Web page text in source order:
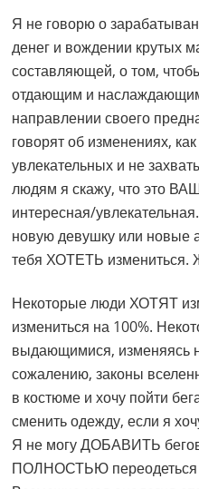
Я не говорю о
денег и вождении крутых
составляющей, о том,
отдающим и
направлении своего
говорят об изменениях,
увлекательных и не
людям я скажу, что это
интересная/
новую девушку или новые
тебя ХОТЕТЬ измениться.
Некоторые люди ХОТЯТ
измениться на 100%.
выдающимися, изменяясь
сожалению, законы
в костюме и хочу пойти
сменить одежду, если я
Я не могу ДОБАВИТЬ
ПОЛНОСТЬЮ переодеться